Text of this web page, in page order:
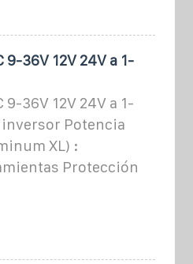
36V 12V 24V a 1-
36V 12V 24V a 1-
inversor Potencia
XL) :
Protección